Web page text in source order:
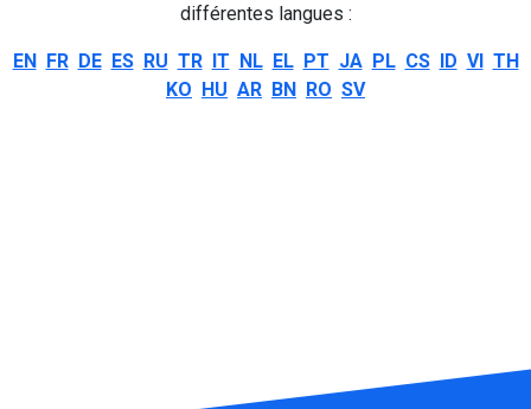
différentes langues :
EN FR DE ES RU TR IT NL EL PT JA PL CS ID VI TH
KO HU AR BN RO SV